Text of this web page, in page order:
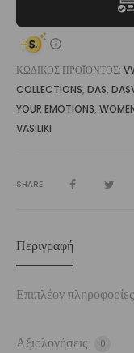
ΚΩΔΙΚΌΣ ΠΡΟΪΌΝΤΟΣ:
COLLECTIONS, DAS,
YOUR EMOTIONS,
VASILIKI
SHARE
Περιγραφή
Επιπλέον πληροφορίες
Αξιολογήσεις 0